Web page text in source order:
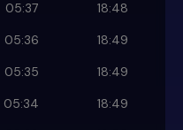
05:37
18:48
05:36
18:49
05:35
18:49
05:34
18:49